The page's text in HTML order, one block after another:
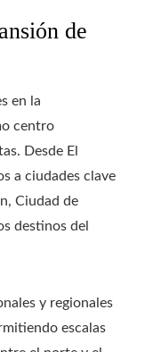
de
en la
centro
Desde El
a ciudades clave
Ciudad de
destinos del
y regionales
escalas